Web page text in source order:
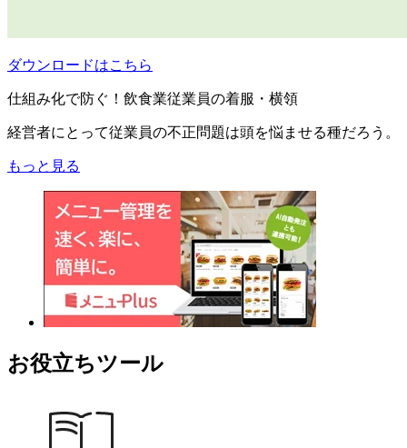
ダウンロードはこちら
仕組み化で防ぐ！飲食業従業員の着服・横領
経営者にとって従業員の不正問題は頭を悩ませる種だろう。
もっと見る
お役立ちツール